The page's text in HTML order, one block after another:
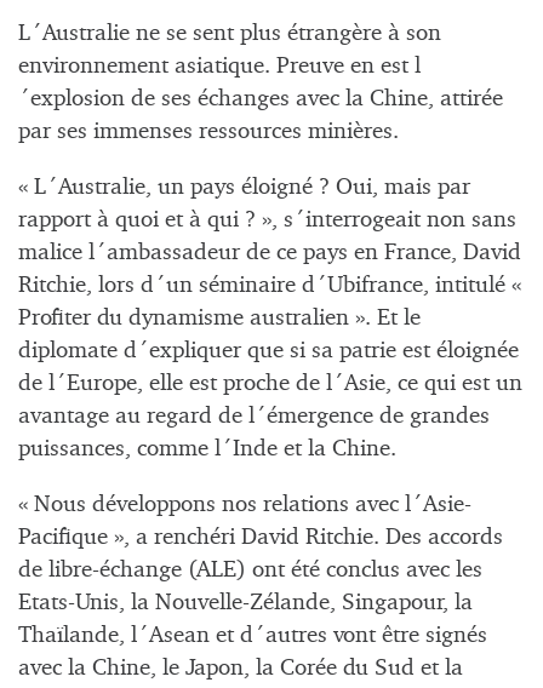
L´Australie ne se sent plus étrangère à son
environnement asiatique. Preuve en est l
´explosion de ses échanges avec la Chine, attirée
par ses immenses ressources minières.
« L´Australie, un pays éloigné ? Oui, mais par
rapport à quoi et à qui ? », s´interrogeait non sans
malice l´ambassadeur de ce pays en France, David
Ritchie, lors d´un séminaire d´Ubifrance, intitulé «
Profiter du dynamisme australien ». Et le
diplomate d´expliquer que si sa patrie est éloignée
de l´Europe, elle est proche de l´Asie, ce qui est un
avantage au regard de l´émergence de grandes
puissances, comme l´Inde et la Chine.
« Nous développons nos relations avec l´Asie-
Pacifique », a renchéri David Ritchie. Des accords
de libre-échange (ALE) ont été conclus avec les
Etats-Unis, la Nouvelle-Zélande, Singapour, la
Thaïlande, l´Asean et d´autres vont être signés
avec la Chine, le Japon, la Corée du Sud et la